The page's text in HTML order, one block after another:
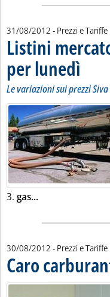
31/08/2012 - Prezzi e
Listini
per lunedì ..
Le variazioni sui prezzi
3. gas...Leggi tutta la
30/08/2012 - Prezzi e
Caro